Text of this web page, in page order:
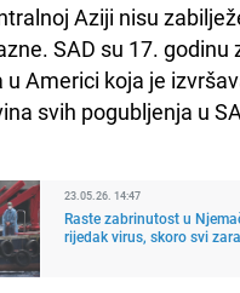
Aziji nisu
SAD su 17. godinu
u Americi koja je
svih pogubljenja u
23.05.26. 14:47
Raste zabrinutost u
rijedak virus, skoro svi